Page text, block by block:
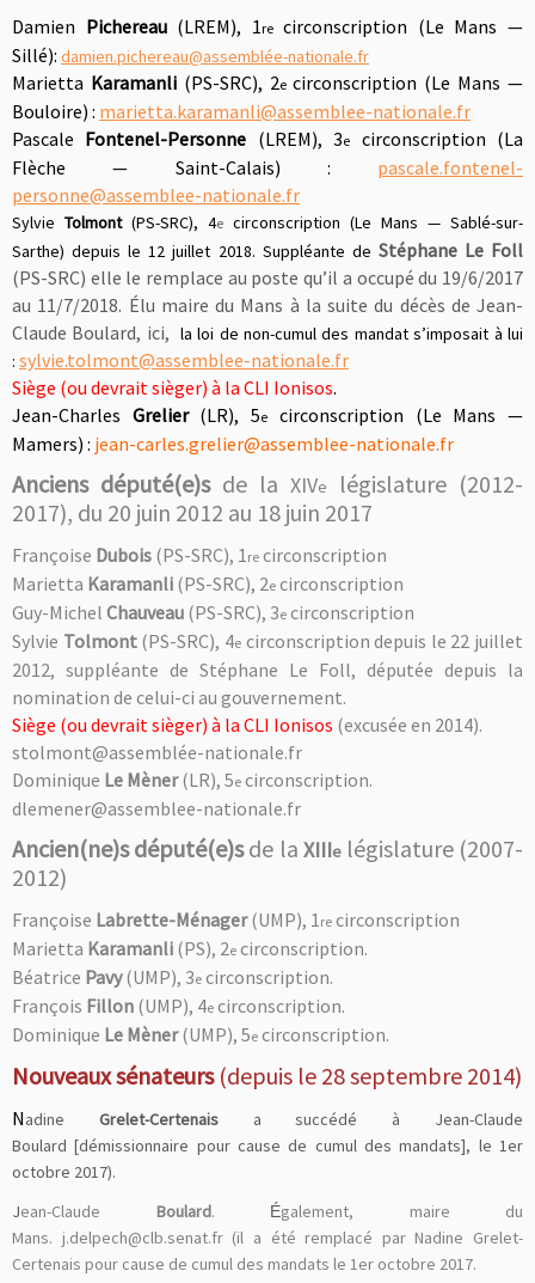
Damien Pichereau (LREM), 1recirconscription (Le Mans —
Sillé): damien.pichereau@assemblée-nationale.fr
Marietta Karamanli (PS-SRC), 2ecirconscription (Le Mans —
Bouloire) : marietta.karamanli@assemblee-nationale.fr
Pascale Fontenel-Personne (LREM),3e
circonscription (La
Flèche — Saint-Calais) : pascale.fontenel-
personne@assemblee-nationale.fr
Sylvie Tolmont (PS-SRC), 4e circonscription (Le Mans — Sablé-sur-
Sarthe) depuis le 12 juillet 2018. Suppléante de Stéphane Le Foll
(PS-SRC) elle le remplace au poste qu’il a occupé du 19/6/2017
au 11/7/2018. Élu maire du Mans à la suite du décès de Jean-
Claude Boulard, ici, la loi de non-cumuldes mandat s’imposait à lui
: sylvie.tolmont@assemblee-nationale.fr
Siège (ou devrait sièger) à la CLI Ionisos.
Jean-Charles Grelier (LR),5e
circonscription (Le Mans —
Mamers) : jean-carles.grelier@assemblee-nationale.fr
Anciens député(e)s de la XIVe
législature (2012-
2017), du 20 juin 2012 au 18 juin 2017
Françoise Dubois (PS-SRC), 1 re circonscription
Marietta Karamanli (PS-SRC), 2e circonscription
Guy-Michel Chauveau (PS-SRC), 3e circonscription
Sylvie Tolmont (PS-SRC), 4ecirconscriptiondepuis le 22 juillet
2012, suppléante de Stéphane Le Foll, députée depuis la
nomination de celui-ci au gouvernement.
Siège (ou devrait sièger) à la CLI Ionisos (excusée en 2014).
stolmont@assemblée-nationale.fr
Dominique Le Mèner(LR), 5e circonscription.
dlemener@assemblee-nationale.fr
Ancien(ne)s député(e)sde la XIIIelégislature (2007-
2012)
Françoise Labrette-Ménager(UMP), 1 re circonscription
Marietta Karamanli (PS), 2e circonscription.
Béatrice Pavy(UMP), 3e circonscription.
François Fillon (UMP), 4e circonscription.
Dominique Le Mèner(UMP), 5e circonscription.
Nouveaux sénateurs (depuis le 28 septembre 2014)
Nadine Grelet-Certenaisa succédé à Jean-Claude
Boulard [démissionnaire pour cause de cumul des mandats], le 1er
octobre 2017).
Jean-Claude Boulard. Également, maire du
Mans. j.delpech@clb.senat.fr (il a été remplacé par Nadine Grelet-
Certenais pour cause de cumul des mandats le 1er octobre 2017.